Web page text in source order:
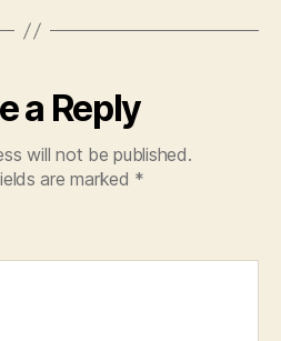
a Reply
will not be published.
are marked *